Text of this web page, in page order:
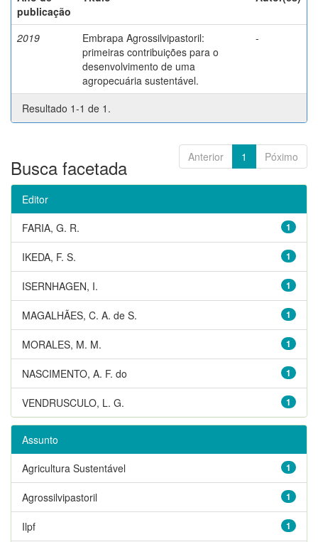
publicação
2019
Embrapa Agrossilvipastoril:
primeiras contribuições para o
desenvolvimento de uma
agropecuária sustentável.
-
Resultado 1-1 de 1.
Anterior 1 Póximo
Busca facetada
Editor
1
FARIA, G. R.
1
IKEDA, F. S.
1
ISERNHAGEN, I.
1
MAGALHÃES, C. A. de S.
1
MORALES, M. M.
1
NASCIMENTO, A. F. do
1
VENDRUSCULO, L. G.
Assunto
1
Agricultura Sustentável
1
Agrossilvipastoril
1
Ilpf